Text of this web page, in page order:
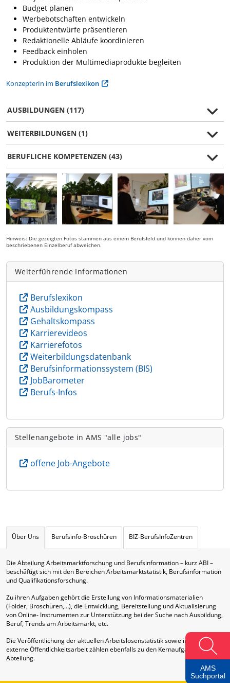
Budget planen
Werbebotschaften entwickeln
Produktentwürfe präsentieren
Redaktionelle Abläufe koordinieren
Feedback einholen
Produktion der Multimediaprodukte begleiten
KonzepterIn im Berufslexikon
AUSBILDUNGEN (117)
WEITERBILDUNGEN (1)
BERUFLICHE KOMPETENZEN (43)
Hinweis: Die gezeigten Fotos stammen aus einem Berufsfeld und können daher vom
beschriebenen Einzelberuf abweichen.
Weiterführende Informationen
Berufslexikon
Ausbildungskompass
Gehaltskompass
Karrierevideos
Karrierefotos
Weiterbildungsdatenbank
Berufsinformationssystem (BIS)
JobBarometer
Berufs-Infos
Stellenangebote in AMS "alle jobs"
offene Job-Angebote
Über Uns Berufsinfo-Broschüren BIZ-BerufsInfoZentren
Die Abteilung Arbeitsmarktforschung und Berufsinformation – kurz ABI –
beschäftigt sich mit den Bereichen Arbeitsmarktstatistik, Berufsinformation
und Qualifikationsforschung.
Zu ihren Aufgaben gehört die Erstellung von Informationsmaterialien
(Folder, Broschüren,…), die Entwicklung, Bereitstellung und Aktualisierung
von Online- Instrumenten zur Unterstützung bei der Suche nach Ausbildung,
Beruf, Trends am Arbeitsmarkt, etc.
Die Veröffentlichung der aktuellen Arbeitslosenstatistik sowie interne und
externe Öffentlichkeitsarbeit zählen ebenfalls zu den Kernaufgaben dieser
Abteilung.
AMS
Suchportal